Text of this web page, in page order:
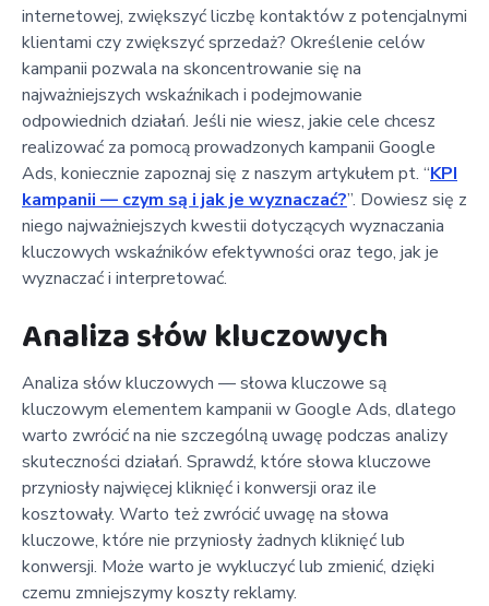
internetowej, zwiększyć liczbę kontaktów z potencjalnymi
klientami czy zwiększyć sprzedaż? Określenie celów
kampanii pozwala na skoncentrowanie się na
najważniejszych wskaźnikach i podejmowanie
odpowiednich działań. Jeśli nie wiesz, jakie cele chcesz
realizować za pomocą prowadzonych kampanii Google
Ads, koniecznie zapoznaj się z naszym artykułem pt. “KPI
kampanii — czym są i jak je wyznaczać?”. Dowiesz się z
niego najważniejszych kwestii dotyczących wyznaczania
kluczowych wskaźników efektywności oraz tego, jak je
wyznaczać i interpretować.
Analiza słów kluczowych
Analiza słów kluczowych — słowa kluczowe są
kluczowym elementem kampanii w Google Ads, dlatego
warto zwrócić na nie szczególną uwagę podczas analizy
skuteczności działań. Sprawdź, które słowa kluczowe
przyniosły najwięcej kliknięć i konwersji oraz ile
kosztowały. Warto też zwrócić uwagę na słowa
kluczowe, które nie przyniosły żadnych kliknięć lub
konwersji. Może warto je wykluczyć lub zmienić, dzięki
czemu zmniejszymy koszty reklamy.